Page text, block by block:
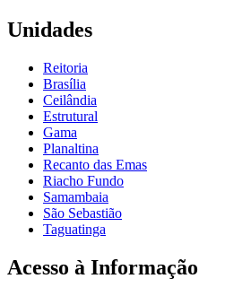
Unidades
Reitoria
Brasília
Ceilândia
Estrutural
Gama
Planaltina
Recanto das Emas
Riacho Fundo
Samambaia
São Sebastião
Taguatinga
Acesso à Informação